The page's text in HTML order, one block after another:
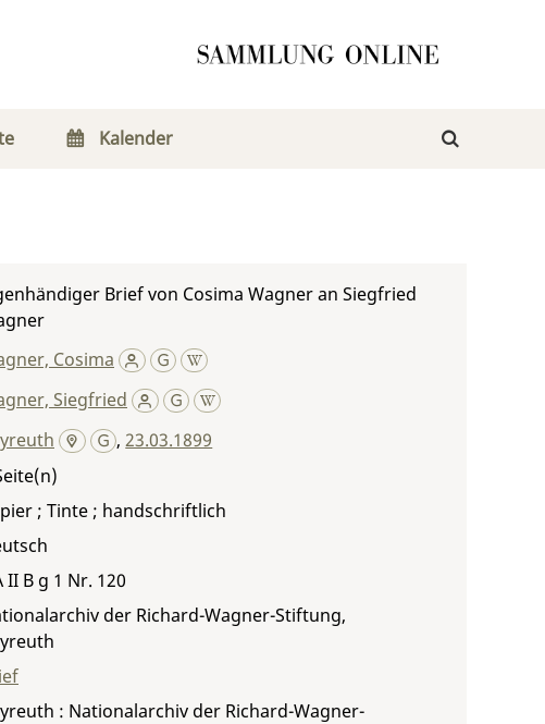
Kalender
Brief von Cosima Wagner an Siegfried
Cosima
Siegfried
,23.03.1899
; Tinte ; handschriftlich
II B g 1 Nr. 120
der Richard-Wagner-Stiftung,
: Nationalarchiv der Richard-Wagner-